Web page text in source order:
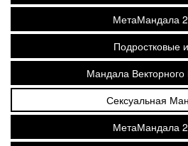
МетаМандала
Подростковые
Мандала Векторного
Сексуальная
МетаМандала